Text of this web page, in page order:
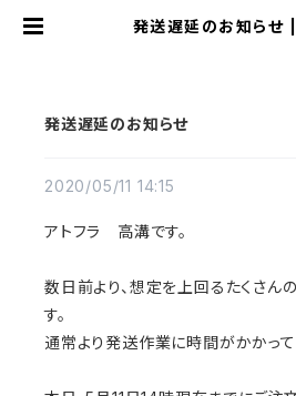
発送遅延のお知らせ |
発送遅延のお知らせ
2020/05/11 14:15
アトフラ 高溝です。
数日前より、想定を上回るたくさん
す。
通常より発送作業に時間がかかって